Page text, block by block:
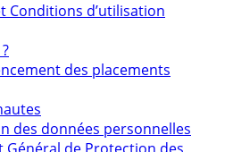
Conditions d’utilisation
des placements
des données personnelles